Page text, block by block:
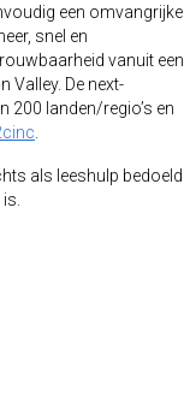
een omvangrijke
snel en
vanuit een
Valley. De next-
200 landen/regio’s en
als leeshulp bedoeld